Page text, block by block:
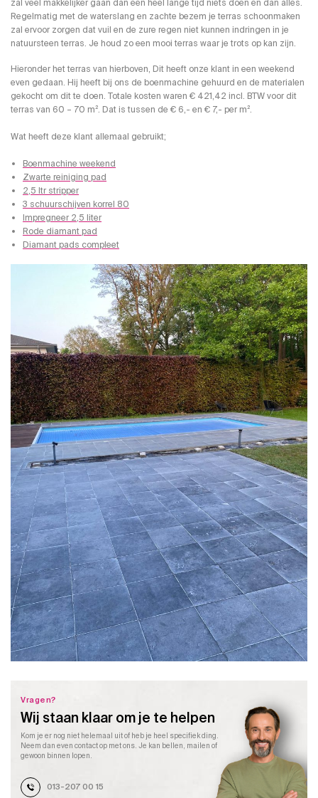
zal veel makkelijker gaan dan een heel lange tijd niets doen en dan alles.
Regelmatig met de waterslang en zachte bezem je terras schoonmaken
zal ervoor zorgen dat vuil en de zure regen niet kunnen indringen in je
natuursteen terras. Je houd zo een mooi terras waar je trots op kan zijn.
Hieronder het terras van hierboven, Dit heeft onze klant in een weekend
even gedaan. Hij heeft bij ons de boenmachine gehuurd en de materialen
gekocht om dit te doen. Totale kosten waren € 421,42 incl. BTW voor dit
terras van 60 – 70 m². Dat is tussen de € 6,- en € 7,- per m².
Wat heeft deze klant allemaal gebruikt;
Boenmachine weekend
Zwarte reiniging pad
2,5 ltr stripper
3 schuurschijven korrel 80
Impregneer 2,5 liter
Rode diamant pad
Diamant pads compleet
Vragen?
Wij staan klaar om je te helpen
Kom je er nog niet helemaal uit of heb je heel specifiek ding.
Neem dan even contact op met ons. Je kan bellen, mailen of
gewoon binnen lopen.
013-207 00 15